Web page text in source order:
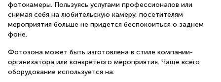
фотокамеры. Пользуясь услугами профессионалов или
снимая себя на любительскую камеру, посетителям
мероприятия больше не придется беспокоиться о заднем
фоне.
Фотозона может быть изготовлена в стиле компании-
организатора или конкретного мероприятия. Чаще всего
оборудование используется на: